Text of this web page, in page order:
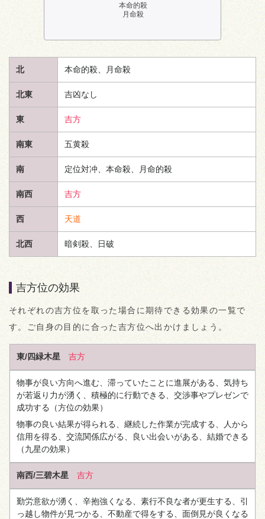
本命的殺
月命殺
北 本命的殺、月命殺
北東 吉凶なし
東 吉方
南東 五黄殺
南 定位対冲、本命殺、月命的殺
南西 吉方
西 天道
北西 暗剣殺、日破
吉方位の効果
それぞれの吉方位を取った場合に期待できる効果の一覧で
す。ご自身の目的に合った吉方位へ出かけましょう。
東/四緑木星 吉方
物事が良い方向へ進む、滞っていたことに進展がある、気持ち
が若返り力が湧く、積極的に行動できる、交渉事やプレゼンで
成功する （方位の効果）
物事の良い結果が得られる、継続した作業が完成する、人から
信用を得る、交流関係広がる、良い出会いがある、結婚できる
（九星の効果）
南西/三碧木星 吉方
勤労意欲が湧く、辛抱強くなる、素行不良な者が更生する、引
っ越し物件が見つかる、不動産で得をする、面倒見が良くなる